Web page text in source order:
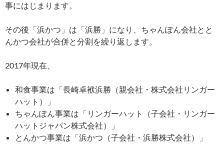
事にはじまります。
その後「浜かつ」は「浜勝」になり、ちゃんぽん会社とと
んかつ会社が合併と分割を繰り返します。
2017年現在、
和食事業は「長崎卓袱浜勝（親会社・株式会社リンガー
ハット）」
ちゃんぽん事業は「リンガーハット（子会社・リンガー
ハットジャパン株式会社）」
とんかつ事業は「浜かつ（子会社・浜勝株式会社）」